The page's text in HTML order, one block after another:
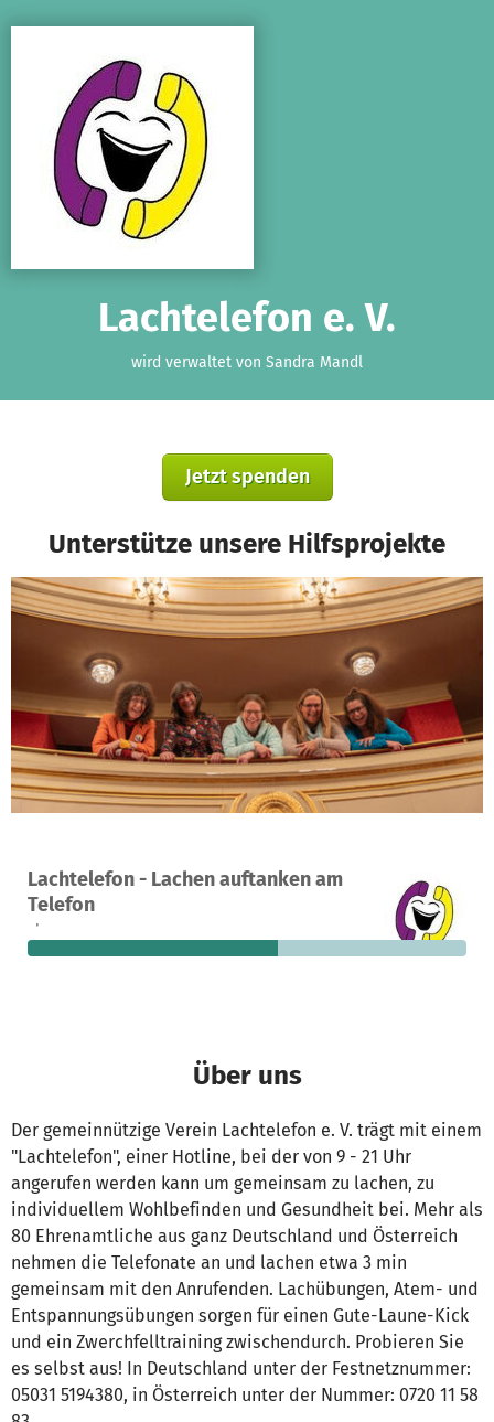
Lachtelefon e. V.
wird verwaltet von Sandra Mandl
Jetzt spenden
Unterstütze unsere Hilfsprojekte
Lachtelefon - Lachen auftanken am
Telefon
Ein Projekt in Wunstorf, Deutschland
140 4.190 €
fehlen noch
Über uns
Der gemeinnützige Verein Lachtelefon e. V. trägt mit einem
"Lachtelefon", einer Hotline, bei der von 9 - 21 Uhr
angerufen werden kann um gemeinsam zu lachen, zu
individuellem Wohlbefinden und Gesundheit bei. Mehr als
80 Ehrenamtliche aus ganz Deutschland und Österreich
nehmen die Telefonate an und lachen etwa 3 min
gemeinsam mit den Anrufenden. Lachübungen, Atem- und
Entspannungsübungen sorgen für einen Gute-Laune-Kick
und ein Zwerchfelltraining zwischendurch. Probieren Sie
es selbst aus! In Deutschland unter der Festnetznummer:
05031 5194380, in Österreich unter der Nummer: 0720 11 58